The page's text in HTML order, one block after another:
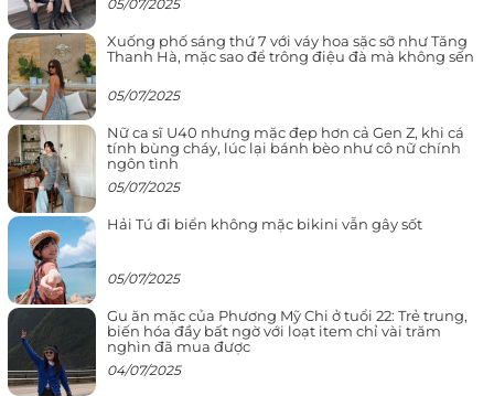
05/07/2025
Xuống phố sáng thứ 7 với váy hoa sặc sỡ như Tăng
Thanh Hà, mặc sao để trông điệu đà mà không sến
05/07/2025
Nữ ca sĩ U40 nhưng mặc đẹp hơn cả Gen Z, khi cá
tính bùng cháy, lúc lại bánh bèo như cô nữ chính
ngôn tình
05/07/2025
Hải Tú đi biển không mặc bikini vẫn gây sốt
05/07/2025
Gu ăn mặc của Phương Mỹ Chi ở tuổi 22: Trẻ trung,
biến hóa đầy bất ngờ với loạt item chỉ vài trăm
nghìn đã mua được
04/07/2025